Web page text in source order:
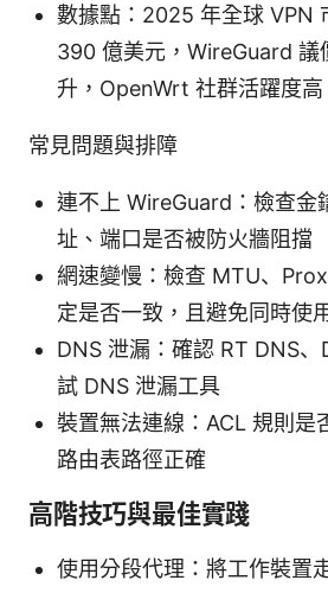
數據點：2025 年全球 VPN
390 億美元，WireGuard 議
升，OpenWrt 社群活躍度高
常見問題與排障
連不上 WireGuard：檢查金
址、端口是否被防火牆阻擋
網速變慢：檢查 MTU、
定是否一致，且避免同時使
DNS 泄漏：確認 RT DNS、
試 DNS 泄漏工具
裝置無法連線：ACL 規則是
路由表路徑正確
高階技巧與最佳實踐
使用分段代理：將工作裝置